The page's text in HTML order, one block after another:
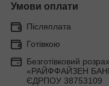
Умови оплати
Післяплата
Готівкою
Безготівковий
«РАЙФФАЙЗЕН
ЄДРПОУ 38753109